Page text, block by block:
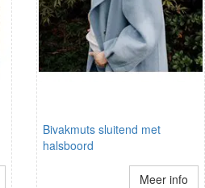
Bivakmuts sluitend met
halsboord
Meer info